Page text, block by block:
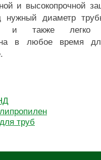
и высокопрочной
нужный диаметр
и также
в любое время
труб